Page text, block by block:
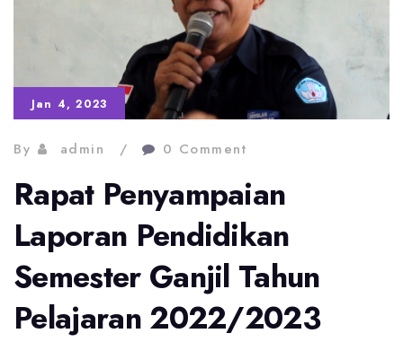
Jan 4, 2023
By admin 0 Comment
Rapat Penyampaian
Laporan Pendidikan
Semester Ganjil Tahun
Pelajaran 2022/2023